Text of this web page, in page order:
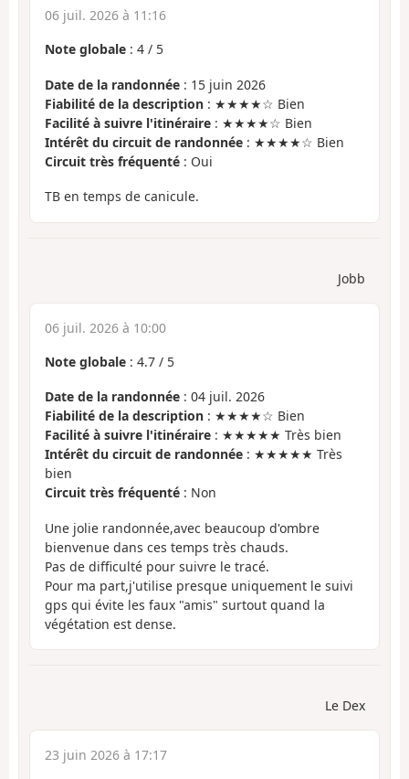
06 juil. 2026 à 11:16
Note globale : 4 / 5
Date de la randonnée : 15 juin 2026
Fiabilité de la description : ★★★★☆ Bien
Facilité à suivre l'itinéraire : ★★★★☆ Bien
Intérêt du circuit de randonnée : ★★★★☆ Bien
Circuit très fréquenté : Oui
TB en temps de canicule.
Jobb
06 juil. 2026 à 10:00
Note globale : 4.7 / 5
Date de la randonnée : 04 juil. 2026
Fiabilité de la description : ★★★★☆ Bien
Facilité à suivre l'itinéraire : ★★★★★ Très bien
Intérêt du circuit de randonnée : ★★★★★ Très
bien
Circuit très fréquenté : Non
Une jolie randonnée,avec beaucoup d'ombre
bienvenue dans ces temps très chauds.
Pas de difficulté pour suivre le tracé.
Pour ma part,j'utilise presque uniquement le suivi
gps qui évite les faux "amis" surtout quand la
végétation est dense.
Le Dex
23 juin 2026 à 17:17